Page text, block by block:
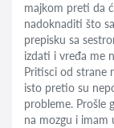
majkom preti da
nadoknaditi što
prepisku sa
izdati i vređa me
Pritisci od strane
isto pretio su
probleme. Prošle
na mozgu i imam